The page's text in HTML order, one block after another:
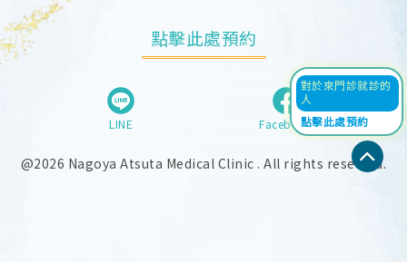
點擊此處預約
對於來門診就診的
人
點擊此處預約
LINE Facebook
@2026 Nagoya Atsuta Medical Clinic . All rights reserved.